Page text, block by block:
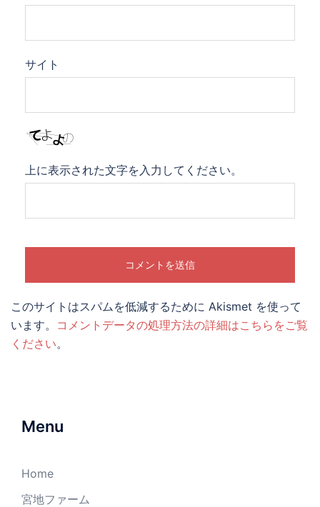
サイト
上に表示された文字を入力してください。
このサイトはスパムを低減するために Akismet を使って
います。 コメントデータの処理方法の詳細はこちらをご覧
ください。
Menu
Home
宮地ファーム